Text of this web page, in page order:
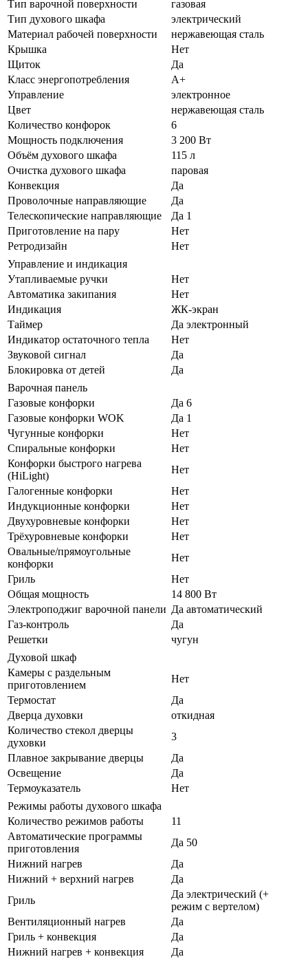
Тип варочной поверхности
газовая
Тип духового шкафа
электрический
Материал рабочей поверхности
нержавеющая сталь
Крышка
Нет
Щиток
Да
Класс энергопотребления
A+
Управление
электронное
Цвет
нержавеющая сталь
Количество конфорок
6
Мощность подключения
3 200 Вт
Объём духового шкафа
115 л
Очистка духового шкафа
паровая
Конвекция
Да
Проволочные направляющие
Да
Телескопические направляющие
Да 1
Приготовление на пару
Нет
Ретродизайн
Нет
Управление и индикация
Утапливаемые ручки
Нет
Автоматика закипания
Нет
Индикация
ЖК-экран
Таймер
Да электронный
Индикатор остаточного тепла
Нет
Звуковой сигнал
Да
Блокировка от детей
Да
Варочная панель
Газовые конфорки
Да 6
Газовые конфорки WOK
Да 1
Чугунные конфорки
Нет
Спиральные конфорки
Нет
Конфорки быстрого нагрева
(HiLight)
Нет
Галогенные конфорки
Нет
Индукционные конфорки
Нет
Двухуровневые конфорки
Нет
Трёхуровневые конфорки
Нет
Овальные/прямоугольные
конфорки
Нет
Гриль
Нет
Общая мощность
14 800 Вт
Электроподжиг варочной панели Да автоматический
Газ-контроль
Да
Решетки
чугун
Духовой шкаф
Камеры с раздельным
приготовлением
Нет
Термостат
Да
Дверца духовки
откидная
Количество стекол дверцы
духовки
3
Плавное закрывание дверцы
Да
Освещение
Да
Термоуказатель
Нет
Режимы работы духового шкафа
Количество режимов работы
11
Автоматические программы
приготовления
Да 50
Нижний нагрев
Да
Нижний + верхний нагрев
Да
Гриль
Да электрический (+
режим с вертелом)
Вентиляционный нагрев
Да
Гриль + конвекция
Да
Нижний нагрев + конвекция
Да